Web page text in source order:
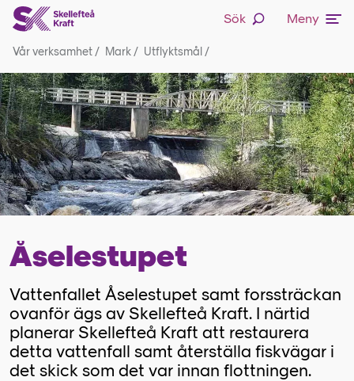
Sök
Meny
Vår verksamhet/ Mark/ Utflyktsmål /
Åselestupet
Vattenfallet Åselestupet samt forssträckan
ovanför ägs av Skellefteå Kraft. I närtid
planerar Skellefteå Kraft att restaurera
detta vattenfall samt återställa fiskvägar i
det skick som det var innan flottningen.